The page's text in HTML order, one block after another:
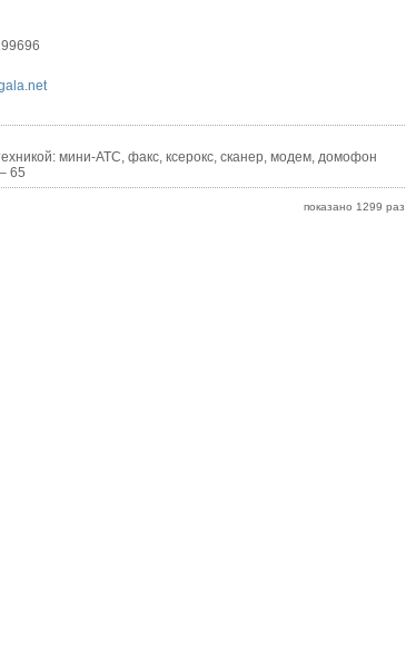
мини-АТС, факс, ксерокс, сканер, модем, домофон
65
показано 1299 раз